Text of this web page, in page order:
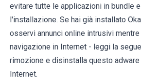
evitare tutte le applicazioni in bundle
l'installazione. Se hai già installato
osservi annunci online intrusivi
navigazione in Internet - leggi la
rimozione e disinstalla questo
Internet.